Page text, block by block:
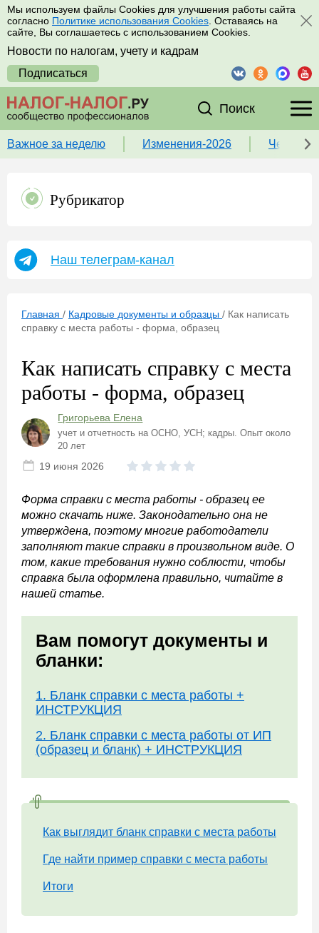
Мы используем файлы Cookies для улучшения работы сайта
согласно Политике использования Cookies . Оставаясь на
сайте, Вы соглашаетесь с использованием Cookies.
Новости по налогам, учету и кадрам
Подписаться
Поиск
Важное за неделю Изменения-2026 Чек-
Рубрикатор
Наш телеграм-канал
Главная / Кадровые документы и образцы / Как написать
справку с места работы - форма, образец
Как написать справку с места
работы - форма, образец
Григорьева Елена
учет и отчетность на ОСНО, УСН; кадры. Опыт около
20 лет
19 июня 2026
Форма справки с места работы - образец ее
можно скачать ниже. Законодательно она не
утверждена, поэтому многие работодатели
заполняют такие справки в произвольном виде. О
том, какие требования нужно соблюсти, чтобы
справка была оформлена правильно, читайте в
нашей статье.
Вам помогут документы и
бланки:
1. Бланк справки с места работы +
ИНСТРУКЦИЯ
2. Бланк справки с места работы от ИП
(образец и бланк) + ИНСТРУКЦИЯ
Как выглядит бланк справки с места работы
Где найти пример справки с места работы
Итоги